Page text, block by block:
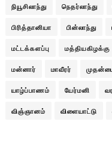
நியூசிலாந்து நெதர்லாந்து
பிரித்தானியா பின்லாந்து
மட்டக்களப்பு மத்தியகிழக்கு
மன்னார் மாவீரர்
யாழ்ப்பாணம் யேர்மனி
விஞ்ஞானம் விளையாட்டு